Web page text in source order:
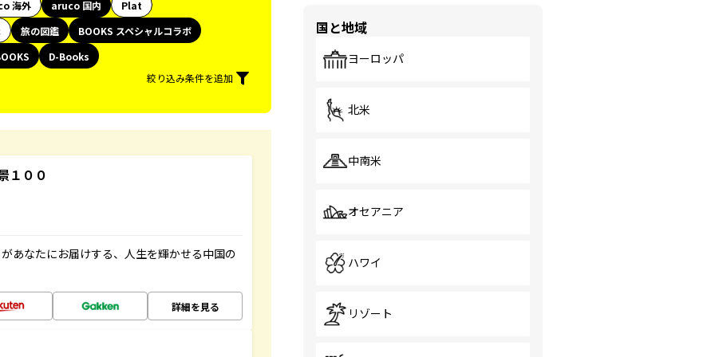
海外 aruco 国内
Plat
旅の図鑑
BOOKS スペシャルコラボ
D-Books
絞り込み条件を追加
１００
あなたにお届けする、人生を輝かせる中国の
詳細を見る
国と地域
ヨーロッパ
北米
中南米
オセアニア
ハワイ
リゾート